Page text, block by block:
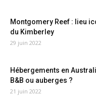
Montgomery Reef : lieu
du Kimberley
29 juin 2022
Hébergements en
B&B ou auberges ?
21 juin 2022